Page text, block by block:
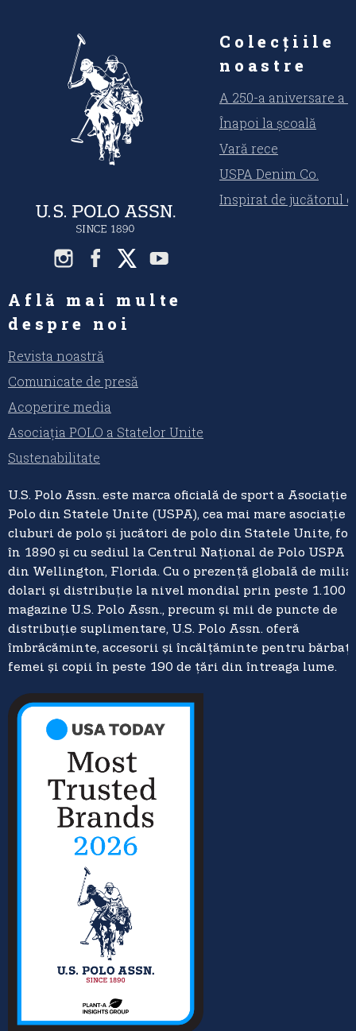
Colecțiile
noastre
A 250-a aniversare a
Înapoi la școală
Vară rece
USPA Denim Co.
Inspirat de jucătorul
Află mai multe
despre noi
Revista noastră
Comunicate de presă
Acoperire media
Asociația POLO a Statelor Unite
Sustenabilitate
U.S. Polo Assn. este marca oficială de sport a Asociației
Polo din Statele Unite (USPA), cea mai mare asociație
cluburi de polo și jucători de polo din Statele Unite,
în 1890 și cu sediul la Centrul Național de Polo USPA
din Wellington, Florida. Cu o prezență globală de
dolari și distribuție la nivel mondial prin peste 1.100
magazine U.S. Polo Assn., precum și mii de puncte de
distribuție suplimentare, U.S. Polo Assn. oferă
îmbrăcăminte, accesorii și încălțăminte pentru
femei și copii în peste 190 de țări din întreaga lume.